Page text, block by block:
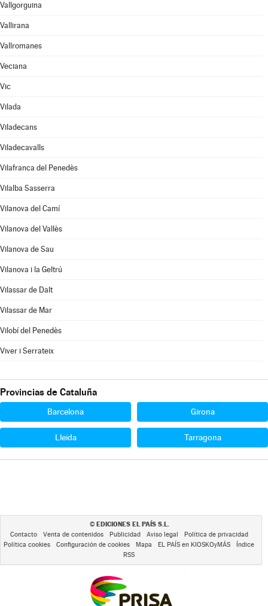
Vallgorguina
Vallirana
Vallromanes
Veciana
Vic
Vilada
Viladecans
Viladecavalls
Vilafranca del Penedès
Vilalba Sasserra
Vilanova del Camí
Vilanova del Vallès
Vilanova de Sau
Vilanova i la Geltrú
Vilassar de Dalt
Vilassar de Mar
Vilobí del Penedès
Viver i Serrateix
Provincias de Cataluña
Barcelona Girona
Lleida Tarragona
© EDICIONES EL PAÍS S.L.
Contacto Venta de contenidos Publicidad Aviso legal
Política de privacidad
Política cookies
Configuración de cookies Mapa EL PAÍS en KIOSKOyMÁS
Índice
RSS